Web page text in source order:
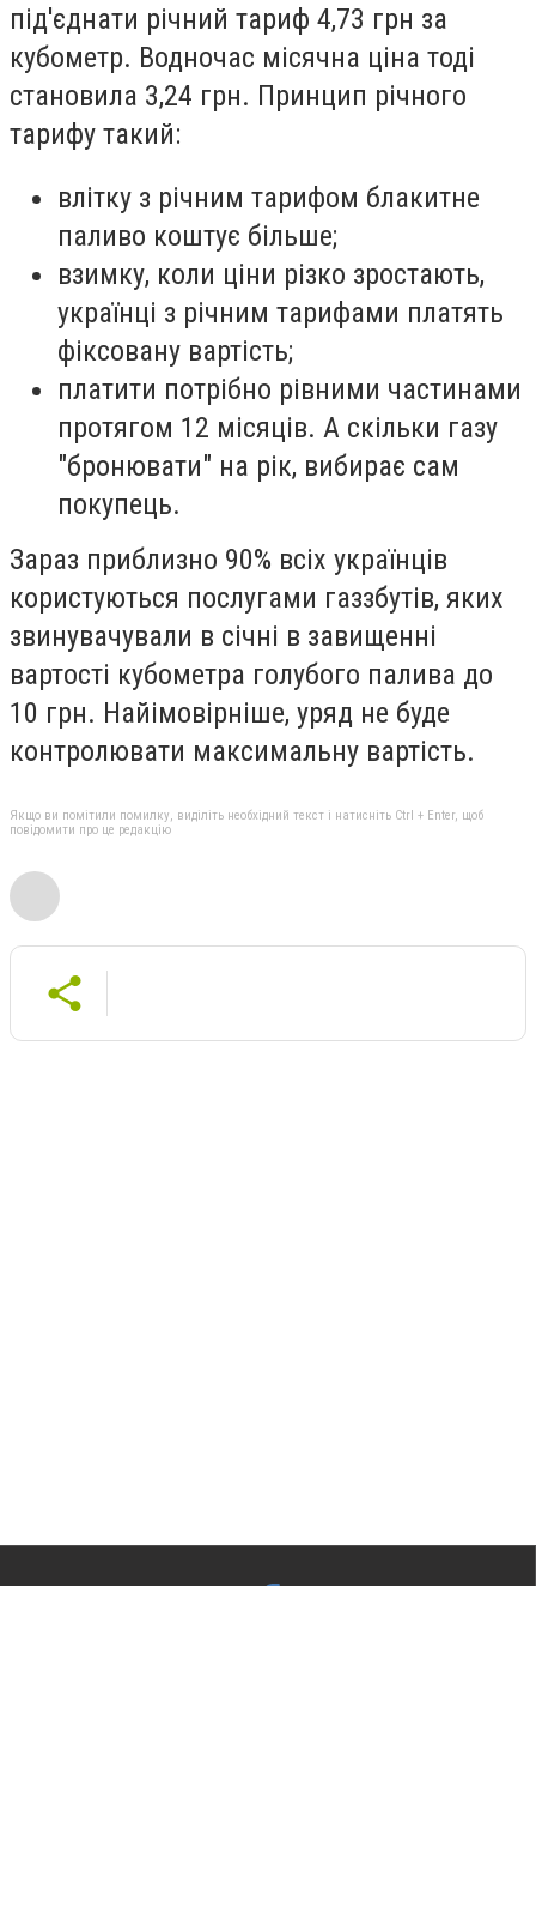
під'єднати річний тариф 4,73 грн за
кубометр. Водночас місячна ціна тоді
становила 3,24 грн. Принцип річного
тарифу такий:
влітку з річним тарифом блакитне
паливо коштує більше;
взимку, коли ціни різко зростають,
українці з річним тарифами платять
фіксовану вартість;
платити потрібно рівними частинами
протягом 12 місяців. А скільки газу
"бронювати" на рік, вибирає сам
покупець.
Зараз приблизно 90% всіх українців
користуються послугами газзбутів, яких
звинувачували в січні в завищенні
вартості кубометра голубого палива до
10 грн. Найімовірніше, уряд не буде
контролювати максимальну вартість.
Якщо ви помітили помилку, виділіть необхідний текст і натисніть Ctrl + Enter, щоб
повідомити про це редакцію